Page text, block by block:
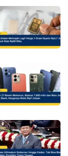
5 Hal ini